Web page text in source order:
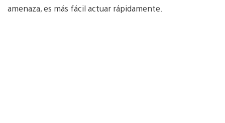
amenaza, es más fácil actuar rápidamente.